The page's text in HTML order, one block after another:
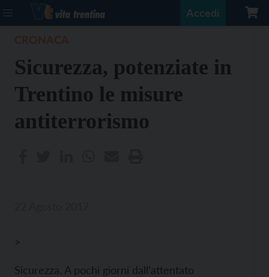
Accedi
Sicurezza, potenziate in
Trentino le misure
antiterrorismo
>
Sicurezza. A pochi giorni dall’attentato